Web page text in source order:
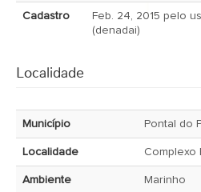
Cadastro
Feb. 24, 2015 pelo
(denadai)
Localidade
Município Pontal do
Localidade Complexo
Ambiente Marinho